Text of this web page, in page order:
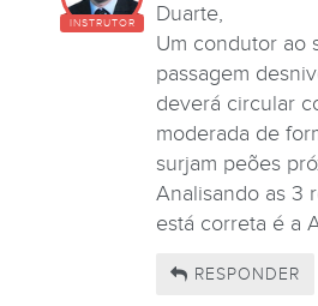
INSTRUTOR
Duarte,
Um condutor ao
passagem
deverá circular
moderada de
surjam peões
Analisando as 3
está correta é a
RESPONDER